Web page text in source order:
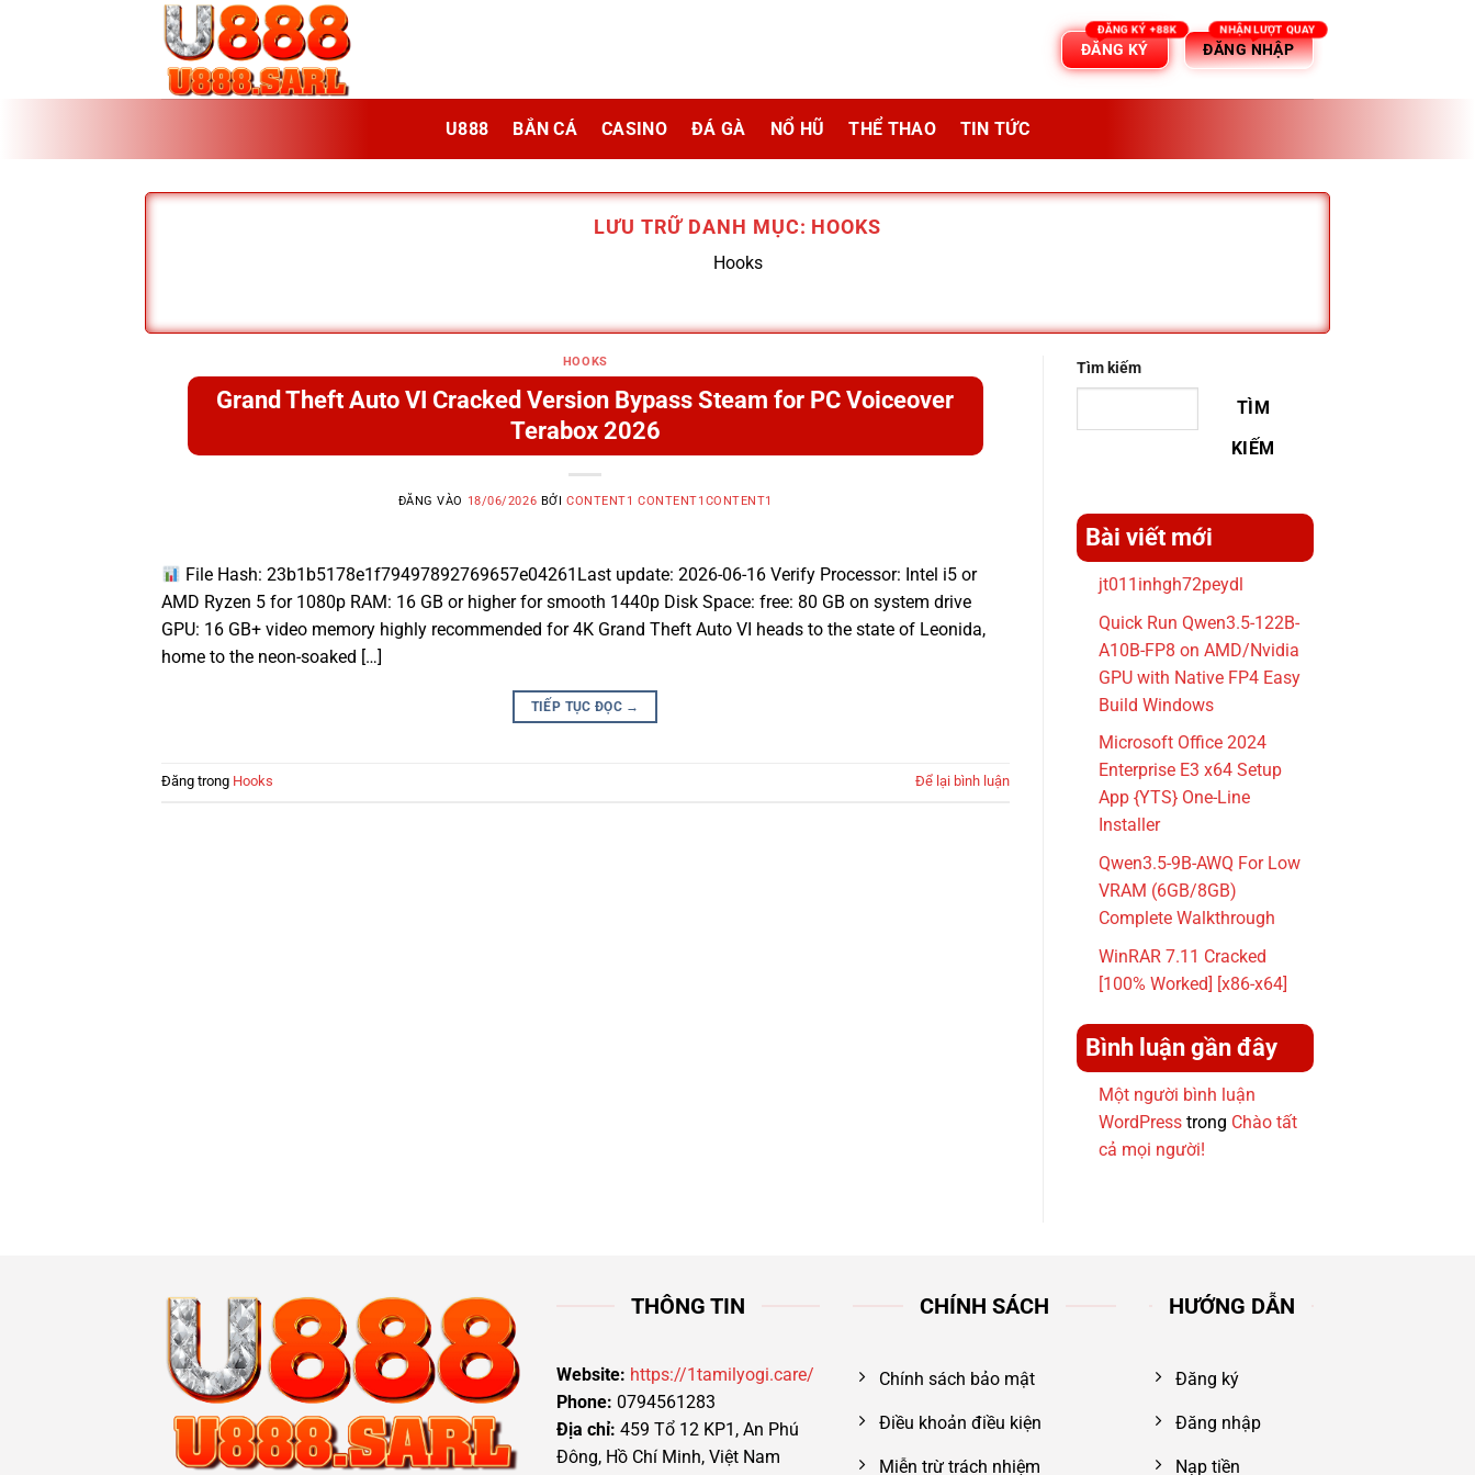
dung
ĐĂNG KÝ ĐĂNG NHẬP
U888 BẮN CÁ CASINO ĐÁ GÀ NỔ HŨ THỂ THAO TIN TỨC
LƯU TRỮ DANH MỤC: HOOKS
Hooks
HOOKS
Grand Theft Auto VI Cracked Version Bypass Steam for PC Voiceover
Terabox 2026
ĐĂNG VÀO 18/06/2026 BỞI CONTENT1 CONTENT1CONTENT1
File Hash: 23b1b5178e1f79497892769657e04261Last update: 2026-06-16 Verify Processor: Intel i5 or
AMD Ryzen 5 for 1080p RAM: 16 GB or higher for smooth 1440p Disk Space: free: 80 GB on system drive
GPU: 16 GB+ video memory highly recommended for 4K Grand Theft Auto VI heads to the state of Leonida,
home to the neon-soaked […]
TIẾP TỤC ĐỌC →
Đăng trong Hooks Để lại bình luận
Tìm kiếm
TÌM
KIẾM
Bài viết mới
jt011inhgh72peydl
Quick Run Qwen3.5-122B-
A10B-FP8 on AMD/Nvidia
GPU with Native FP4 Easy
Build Windows
Microsoft Office 2024
Enterprise E3 x64 Setup
App {YTS} One-Line
Installer
Qwen3.5-9B-AWQ For Low
VRAM (6GB/8GB)
Complete Walkthrough
WinRAR 7.11 Cracked
[100% Worked] [x86-x64]
Bình luận gần đây
Một người bình luận
WordPress trong Chào tất
cả mọi người!
THÔNG TIN
Website: https://1tamilyogi.care/
Phone: 0794561283
Địa chỉ: 459 Tổ 12 KP1, An Phú
Đông, Hồ Chí Minh, Việt Nam
CHÍNH SÁCH
Chính sách bảo mật
Điều khoản điều kiện
Miễn trừ trách nhiệm
HƯỚNG DẪN
Đăng ký
Đăng nhập
Nạp tiền